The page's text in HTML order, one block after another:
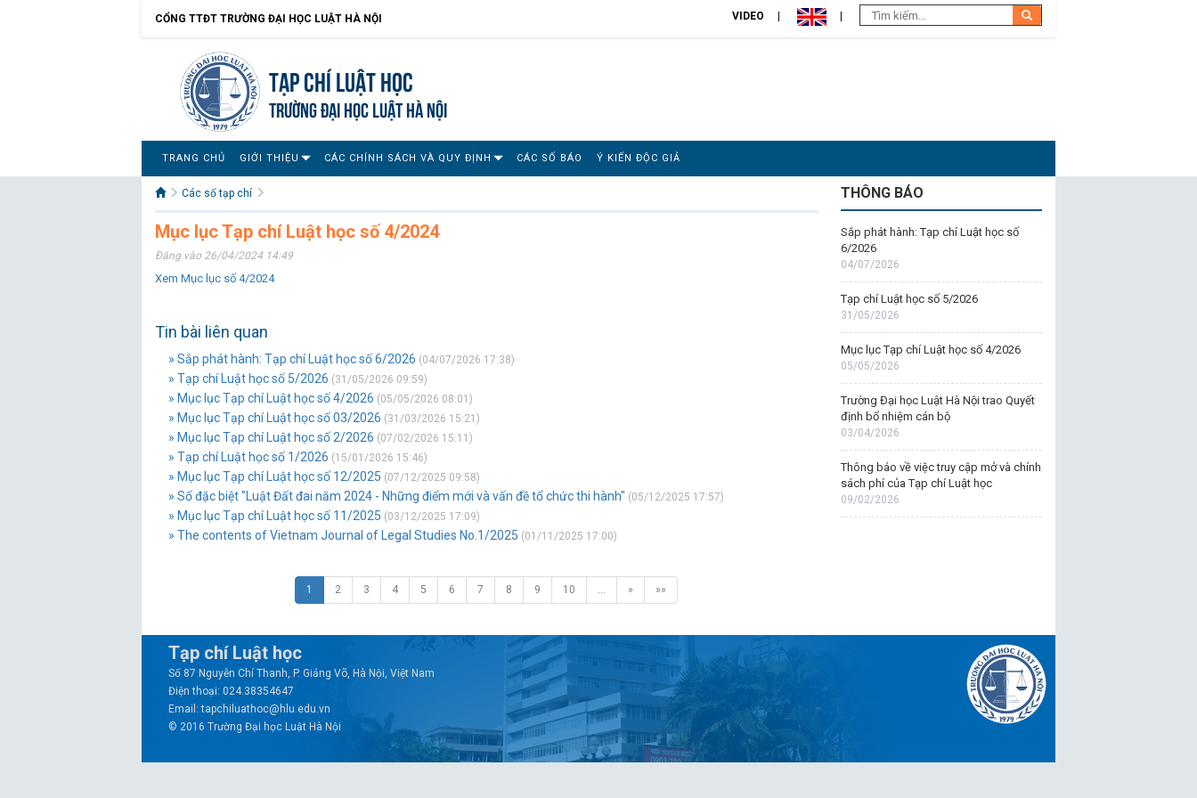
CỔNG TTĐT TRƯỜNG ĐẠI HỌC LUẬT HÀ NỘI VIDEO
Tạp chí Luật học
TRƯỜNG ĐẠI HỌC LUẬT HÀ NỘI
TRANG CHỦ GIỚI THIỆU CÁC CHÍNH SÁCH VÀ QUY ĐỊNH CÁC SỐ BÁO Ý KIẾN ĐỘC GIẢ
Các số tạp chí
Mục lục Tạp chí Luật học số 4/2024
Đăng vào 26/04/2024 14:49
Xem Mục lục số 4/2024
Tin bài liên quan
» Sắp phát hành: Tạp chí Luật học số 6/2026 (04/07/2026 17:38)
» Tạp chí Luật học số 5/2026 (31/05/2026 09:59)
» Mục lục Tạp chí Luật học số 4/2026 (05/05/2026 08:01)
» Mục lục Tạp chí Luật học số 03/2026 (31/03/2026 15:21)
» Mục lục Tạp chí Luật học số 2/2026 (07/02/2026 15:11)
» Tạp chí Luật học số 1/2026 (15/01/2026 15:46)
» Mục lục Tạp chí Luật học số 12/2025 (07/12/2025 09:58)
» Số đặc biệt "Luật Đất đai năm 2024 - Những điểm mới và vấn đề tổ chức thi hành" (05/12/2025 17:57)
» Mục lục Tạp chí Luật học số 11/2025 (03/12/2025 17:09)
» The contents of Vietnam Journal of Legal Studies No.1/2025 (01/11/2025 17:00)
1 2 3 4 5 6 7 8 9 10 … » »»
THÔNG BÁO
Sắp phát hành: Tạp chí Luật học số
6/2026
04/07/2026
Tạp chí Luật học số 5/2026
31/05/2026
Mục lục Tạp chí Luật học số 4/2026
05/05/2026
Trường Đại học Luật Hà Nội trao Quyết
định bổ nhiệm cán bộ
03/04/2026
Thông báo về việc truy cập mở và chính
sách phí của Tạp chí Luật học
09/02/2026
Tạp chí Luật học
Số 87 Nguyễn Chí Thanh, P. Giảng Võ, Hà Nội, Việt Nam
Điện thoại: 024.38354647
Email: tapchiluathoc@hlu.edu.vn
© 2016 Trường Đại học Luật Hà Nội